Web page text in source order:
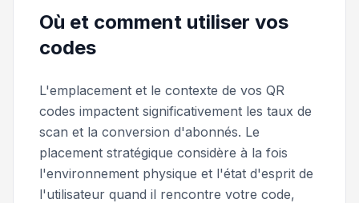
Où et comment utiliser vos
codes
L'emplacement et le contexte de vos QR
codes impactent significativement les taux de
scan et la conversion d'abonnés. Le
placement stratégique considère à la fois
l'environnement physique et l'état d'esprit de
l'utilisateur quand il rencontre votre code,